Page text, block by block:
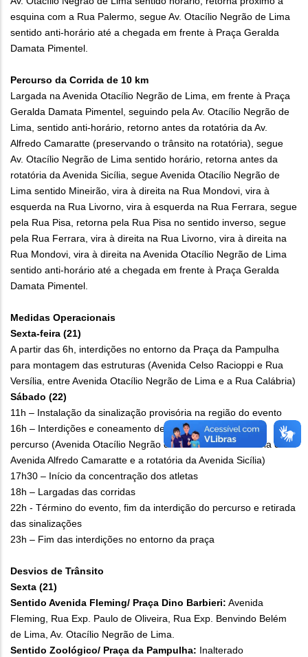
esquina com a Rua Palermo, segue Av. Otacílio Negrão de Lima
sentido anti-horário até a chegada em frente à Praça Geralda
Damata Pimentel.
Percurso da Corrida de 10 km
Largada na Avenida Otacílio Negrão de Lima, em frente à Praça
Geralda Damata Pimentel, seguindo pela Av. Otacílio Negrão de
Lima, sentido anti-horário, retorno antes da rotatória da Av.
Alfredo Camaratte (preservando o trânsito na rotatória), segue
Av. Otacílio Negrão de Lima sentido horário, retorna antes da
rotatória da Avenida Sicília, segue Avenida Otacílio Negrão de
Lima sentido Mineirão, vira à direita na Rua Mondovi, vira à
esquerda na Rua Livorno, vira à esquerda na Rua Ferrara, segue
pela Rua Pisa, retorna pela Rua Pisa no sentido inverso, segue
pela Rua Ferrara, vira à direita na Rua Livorno, vira à direita na
Rua Mondovi, vira à direita na Avenida Otacílio Negrão de Lima
sentido anti-horário até a chegada em frente à Praça Geralda
Damata Pimentel.
Medidas Operacionais
Sexta-feira (21)
A partir das 6h, interdições no entorno da Praça da Pampulha
para montagem das estruturas (Avenida Celso Racioppi e Rua
Versília, entre Avenida Otacílio Negrão de Lima e a Rua Calábria)
Sábado (22)
11h – Instalação da sinalização provisória na região do evento
16h – Interdições e coneamento de faixa de rolamento no
percurso (Avenida Otacílio Negrão de Lima entre a rotatória da
Avenida Alfredo Camaratte e a rotatória da Avenida Sicília)
17h30 – Início da concentração dos atletas
18h – Largadas das corridas
22h - Término do evento, fim da interdição do percurso e retirada
das sinalizações
23h – Fim das interdições no entorno da praça
Desvios de Trânsito
Sexta (21)
Sentido Avenida Fleming/ Praça Dino Barbieri: Avenida
Fleming, Rua Exp. Paulo de Oliveira, Rua Exp. Benvindo Belém
de Lima, Av. Otacílio Negrão de Lima.
Sentido Zoológico/ Praça da Pampulha: Inalterado